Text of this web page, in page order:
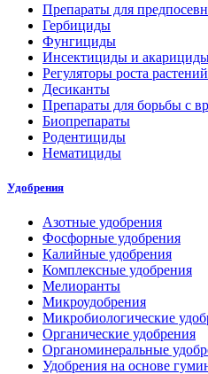
Препараты для
Гербициды
Фунгициды
Инсектициды и
Регуляторы роста растений
Десиканты
Препараты для борьбы с
Биопрепараты
Родентициды
Нематициды
Удобрения
Азотные удобрения
Фосфорные удобрения
Калийные удобрения
Комплексные удобрения
Мелиоранты
Микроудобрения
Микробиологические
Органические удобрения
Органоминеральные
Удобрения на основе